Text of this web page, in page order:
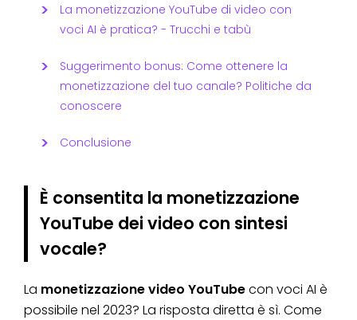
La monetizzazione YouTube di video con
voci AI è pratica? - Trucchi e tabù
Suggerimento bonus: Come ottenere la
monetizzazione del tuo canale? Politiche da
conoscere
Conclusione
È consentita la monetizzazione
YouTube dei video con sintesi
vocale?
La monetizzazione video YouTubecon voci AI è
possibile nel 2023? La risposta diretta è sì. Come